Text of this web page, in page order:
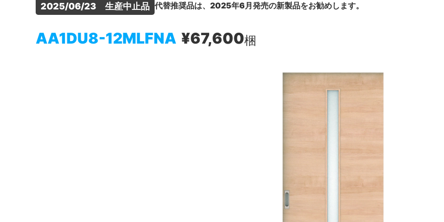
2025/06/23　生産中止品 代替推奨品は、2025年6月発売の新製品をお勧めします。
AA1DU8-12MLFNA ¥67,600梱